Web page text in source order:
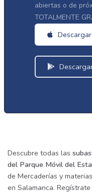
abiertas o de
TOTALMENTE
Descubre todas las
del Parque Móvil del
de Mercaderías y
en Salamanca.